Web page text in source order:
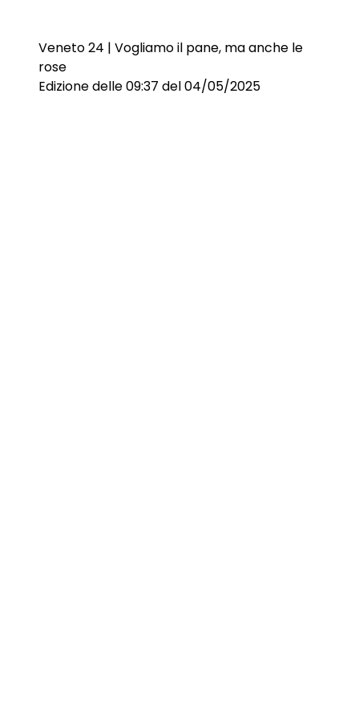
Veneto 24 | Vogliamo il pane, ma anche le
rose
Edizione delle 09:37 del 04/05/2025